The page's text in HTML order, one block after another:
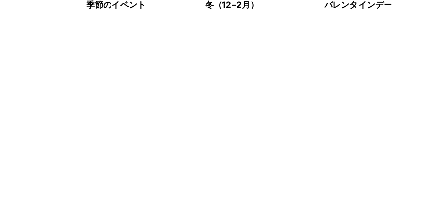
※日持ちは目安です。
季節のイベント 冬（12–2月） バレンタインデー